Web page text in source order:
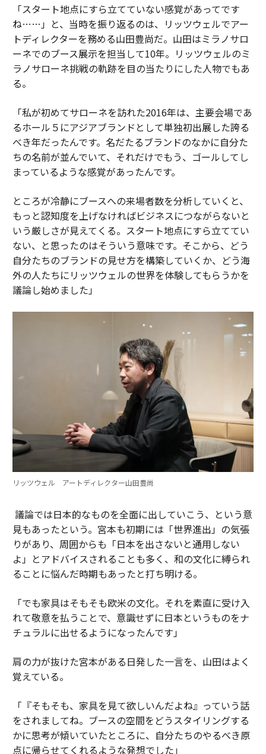
「スタート地点にすら立てていない感覚があってです
ね……」と、当時を振り返るのは、リッツウェルでアー
トディレクターを務める山田豊尚だ。山田はミラノサロ
ーネでのブース展示を担当して10年。リッツウェルのミ
ラノサローネ挑戦の軌跡を目の当たりにした人物でもあ
る。
「私が初めてサローネを訪れた2016年は、主要会場であ
るホール５にアジアブランドとして単独初出展した誇る
べき年だったんです。名だたるブランドのなかに自分た
ちの名前が並んでいて、それだけでもう、ゴールしてし
まっているような感覚があったんです。
ところが冷静にブースへの来場者数を分析していくと、
もっと認知度を上げなければビジネスにつながらないと
いう厳しさが見えてくる。スタート地点にすら立ててい
ない、と思ったのはそういう意味です。そこから、どう
自分たちのブランドの見せ方を構築していくか、どう海
外の人たちにリッツウェルの世界を体験してもらうかを
議論し始めました」
リッツウェル アートディレクター山田豊尚
議論では日本的なものを全面に出していこう、という意
見もあったという。宮本も初期には「世界進出」の気張
りがあり、周囲からも「日本を出さないと通用しない
よ」とアドバイスされることも多く、和の文化に縛られ
ることに悩んだ時期もあったと打ち明ける。
「でも家具はそもそも欧米の文化。それを素直に受け入
れて敬意を払うことで、意識せずに日本というものをナ
チュラルに出せるようになったんです」
肩の力が抜けた宮本がある日発した一言を、山田はよく
覚えている。
「『そもそも、家具を見て欲しいんだよね』っていう話
をされましてね。ブースの空間をどうスタイリングする
かに思考が傾いていたところに、自分たちのやるべき原
点に帰らせてくれるような発想でした」